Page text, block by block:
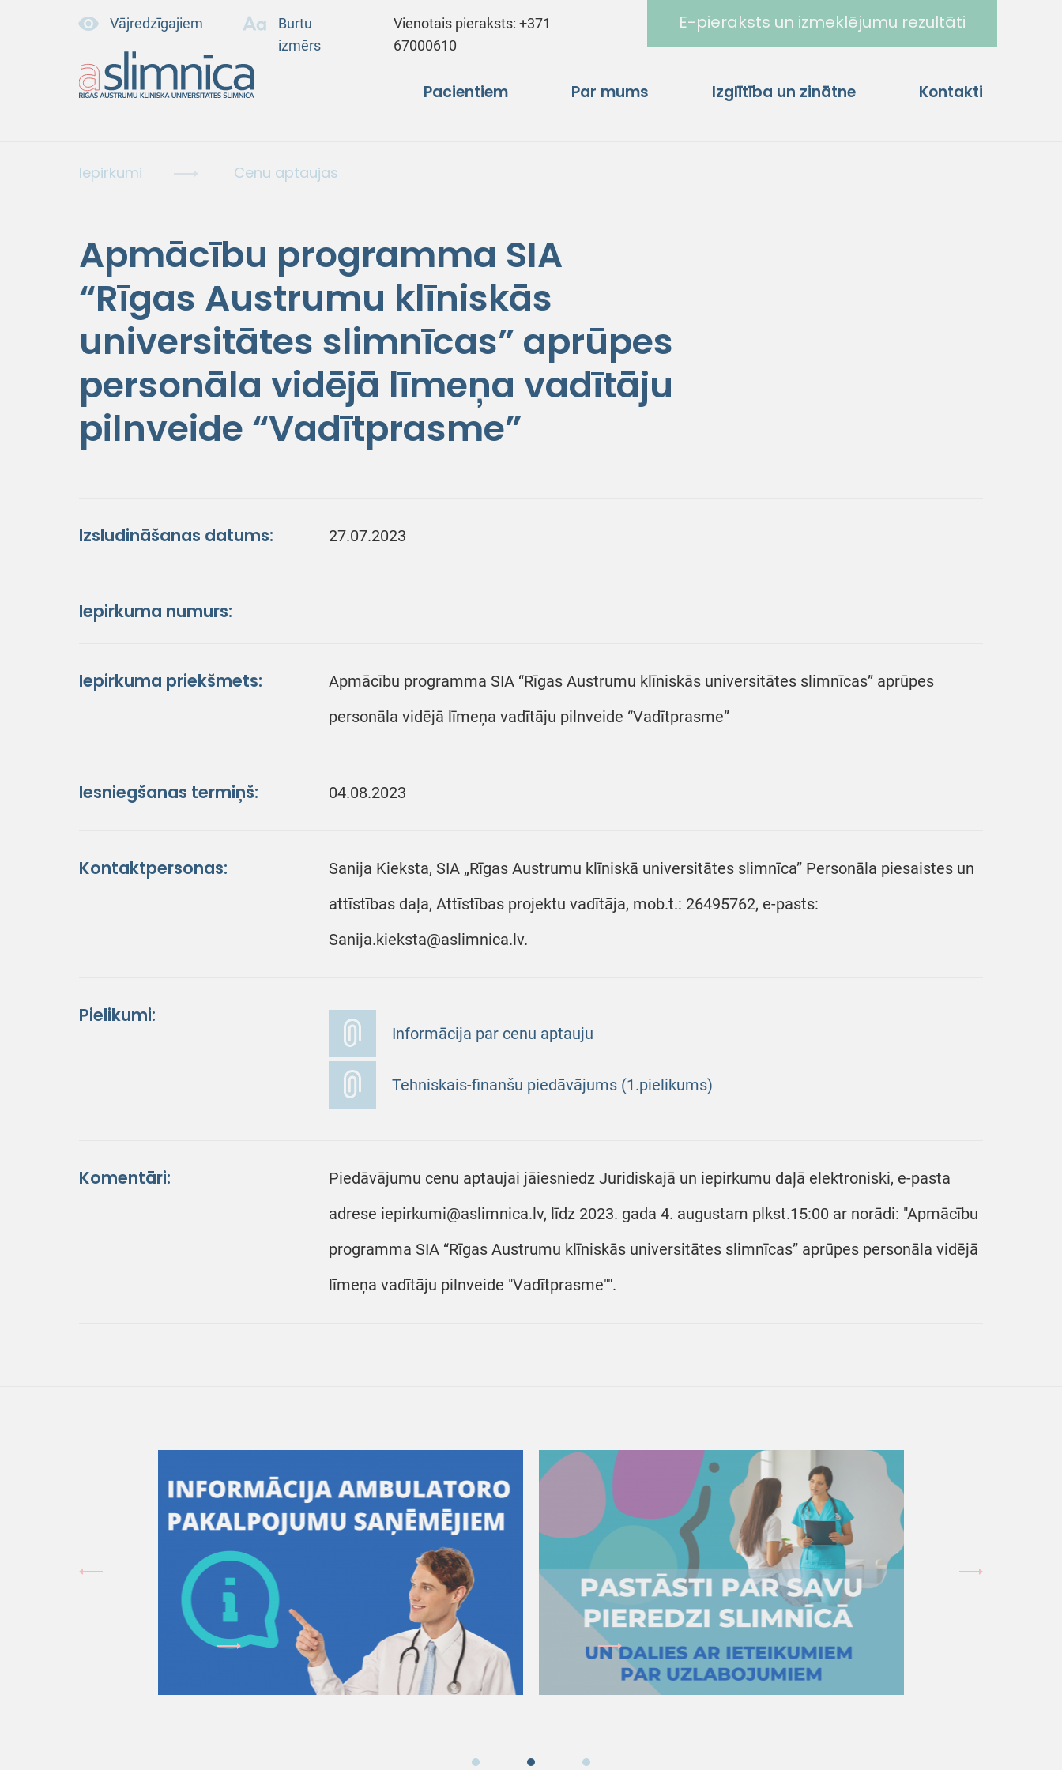
Vājredzīgajiem
Burtu
izmērs
Vienotais pieraksts:+371
67000610
E-pieraksts un izmeklējumu rezultāti
Pacientiem Par mums Izglītība un zinātne Kontakti
Iepirkumi Cenu aptaujas
Apmācību programma SIA
“Rīgas Austrumu klīniskās
universitātes slimnīcas” aprūpes
personāla vidējā līmeņa vadītāju
pilnveide “Vadītprasme”
Izsludināšanas datums: 27.07.2023
Iepirkuma numurs:
Iepirkuma priekšmets:
Apmācību programma SIA “Rīgas Austrumu klīniskās universitātes slimnīcas” aprūpes
personāla vidējā līmeņa vadītāju pilnveide “Vadītprasme”
Iesniegšanas termiņš: 04.08.2023
Kontaktpersonas:
Sanija Kieksta, SIA „Rīgas Austrumu klīniskā universitātes slimnīca” Personāla piesaistes un
attīstības daļa, Attīstības projektu vadītāja, mob.t.: 26495762, e-pasts:
Sanija.kieksta@aslimnica.lv.
Pielikumi:
Informācija par cenu aptauju
Tehniskais-finanšu piedāvājums (1.pielikums)
Komentāri:
Piedāvājumu cenu aptaujai jāiesniedz Juridiskajā un iepirkumu daļā elektroniski, e-pasta
adrese iepirkumi@aslimnica.lv, līdz 2023. gada 4. augustam plkst.15:00 ar norādi: "Apmācību
programma SIA “Rīgas Austrumu klīniskās universitātes slimnīcas” aprūpes personāla vidējā
līmeņa vadītāju pilnveide "Vadītprasme"".